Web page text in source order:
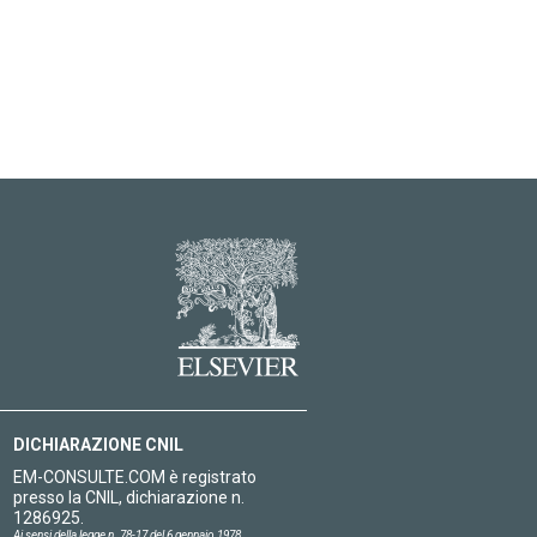
DICHIARAZIONE CNIL
EM-CONSULTE.COM è registrato
presso la CNIL, dichiarazione n.
1286925.